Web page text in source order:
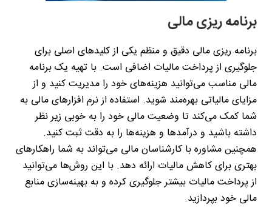
برنامه‌ ریزی مالی
برنامه‌ ریزی مالی دقیق و منظم یکی از کلیدهای اصلی برای
جلوگیری از پرداخت مالیات‌ اضافی است. با تهیه یک برنامه
مالی مناسب می‌توانید هزینه‌های خود را مدیریت کنید و از
مزایای مالیاتی بهره‌مند شوید. استفاده از نرم‌ افزارهای مالی به
شما کمک می‌کند تا وضعیت مالی خود را به خوبی زیر نظر
داشته باشید و درآمدها و هزینه‌ها را به دقت ثبت کنید.
همچنین مشاوره با کارشناسان مالی می‌تواند به شما راهکارهای
بهتری برای کاهش مالیات ارائه دهد. با این روش‌ها می‌توانید
از پرداخت مالیات بیشتر جلوگیری کرده و به بهینه‌سازی منابع
مالی خود بپردازید.